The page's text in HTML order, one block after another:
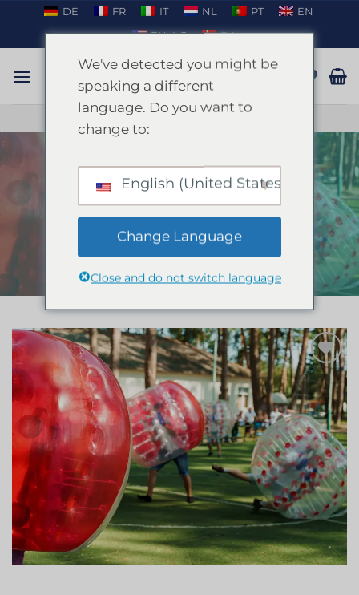
Fortsæt
indhold
DE FR IT NL PT
EN
EN_US
DA
TAL PÅ WHATSAPP
Bubble Foot Valencia
FORSIDE / VALENCIA / POLTERABEND I
VALENCIA
Tilføj til
ønskeliste
We've detected you might be
speaking a different
language. Do you want to
change to:
English (United States)
Change Language
Close and do not switch language